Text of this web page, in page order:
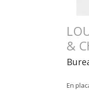
&
En